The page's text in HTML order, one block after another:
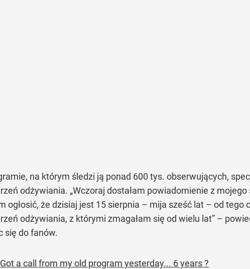
na którym śledzi ją ponad 600 tys. obserwujących,
odżywiania. „Wczoraj dostałam powiadomienie z
ogłosić, że dzisiaj jest 15 sierpnia – mija sześć lat – od
odżywiania, z którymi zmagałam się od wielu lat” –
się do fanów.
Got a call from my old program yesterday... 6 years ?